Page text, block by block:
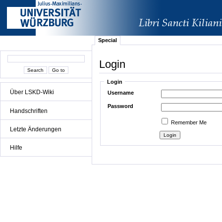
Über LSKD-Wiki
Handschriften
Letzte Änderungen
Hilfe
Special
Login
Login
Username
Password
Remember Me